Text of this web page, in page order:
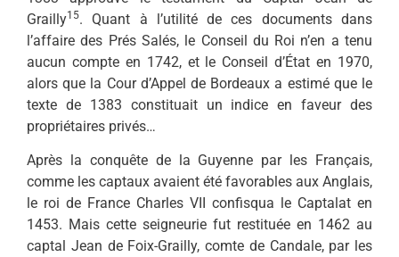
Grailly15. Quant à l’utilité de ces documents dans
l’affaire des Prés Salés, le Conseil du Roi n’en a tenu
aucun compte en 1742, et le Conseil d’État en 1970,
alors que la Cour d’Appel de Bordeaux a estimé que le
texte de 1383 constituait un indice en faveur des
propriétaires privés…
Après la conquête de la Guyenne par les Français,
comme les captaux avaient été favorables aux Anglais,
le roi de France Charles VII confisqua le Captalat en
1453. Mais cette seigneurie fut restituée en 1462 au
captal Jean de Foix-Grailly, comte de Candale, par les